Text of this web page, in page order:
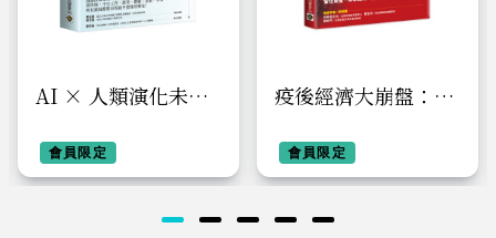
AI × 人類演化未來
為超人類的我們，如
何適應人機共生時代
的社會與生活？
會員限定
疫後經濟大崩盤：通
與新商機
會員限定